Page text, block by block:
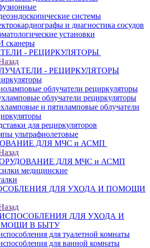
системы
и диагностика сосудов
установки
сканеры
- РЕЦИРКУЛЯТОРЫ
- РЕЦИРКУЛЯТОРЫ
облучатели рециркуляторы
облучатели рециркуляторы
и пятиламповые облучатели
для рециркуляторов
ультрафиолетовые
ДЛЯ МЧС и АСМП
ДЛЯ МЧС и АСМП
медицинские
ДЛЯ УХОДА И ПОМОЩИ
ДЛЯ УХОДА И
В БЫТУ
для туалетной комнаты
для ванной комнаты